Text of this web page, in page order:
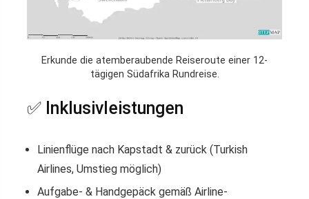
Erkunde die atemberaubende Reiseroute einer 12-
tägigen Südafrika Rundreise.
✅ Inklusivleistungen
Linienflüge nach Kapstadt & zurück (Turkish
Airlines, Umstieg möglich)
Aufgabe- & Handgepäck gemäß Airline-